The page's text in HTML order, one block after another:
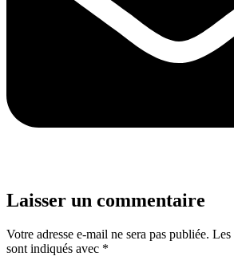
Laisser un commentaire
Votre adresse e-mail ne sera pas publiée. Les
sont indiqués avec *